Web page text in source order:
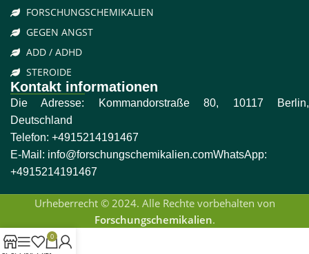
FORSCHUNGSCHEMIKALIEN
GEGEN ANGST
ADD / ADHD
STEROIDE
Kontakt informationen
Die Adresse: Kommandorstraße 80, 10117 Berlin,
Deutschland
Telefon: +4915214191467
E-Mail: info@forschungschemikalien.comWhatsApp:
+4915214191467
Urheberrecht © 2024. Alle Rechte vorbehalten von
Forschungschemikalien.
0